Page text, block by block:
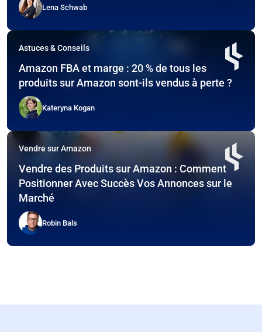
Lena Schwab
Astuces & Conseils
Amazon FBA et marge : 20 % de tous les
produits sur Amazon sont-ils vendus à perte ?
Kateryna Kogan
Vendre sur Amazon
Vendre des Produits sur Amazon : Comment
Positionner Avec Succès Vos Annonces sur le
Marché
Robin Bals